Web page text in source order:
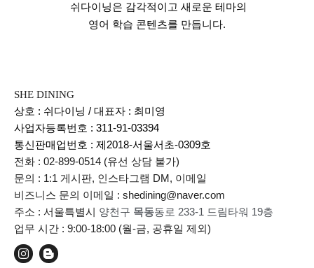
쉬다이닝은 감각적이고 새로운 테마의
영어 학습 콘텐츠를 만듭니다.
SHE DINING
상호 : 쉬다이닝 / 대표자 : 최미영
사업자등록번호 : 311-91-03394
통신판매업번호 : 제2018-서울서초-0309호
전화 : 02-899-0514 (유선 상담 불가)
문의 : 1:1 게시판, 인스타그램 DM, 이메일
비즈니스 문의 이메일 : shedining@naver.com
주소 : 서울특별시 양천구 목동동로 233-1 드림타워 19층
업무 시간 : 9:00-18:00 (월-금, 공휴일 제외)